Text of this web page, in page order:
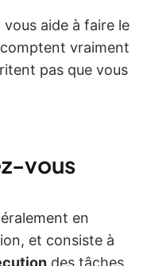
aide à faire le
vraiment
pas que vous
vous
en
et consiste à
des tâches